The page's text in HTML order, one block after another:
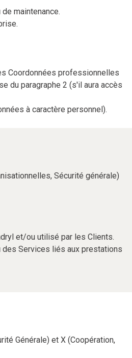
maintenance.
Coordonnées professionnelles
du paragraphe 2 (s'il aura accès
à caractère personnel).
Sécurité générale)
et/ou utilisé par les Clients.
des Services liés aux prestations
Générale) et X (Coopération,